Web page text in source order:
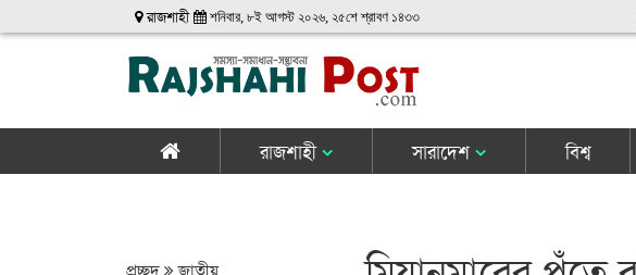
রাজশাহী শনিবার, ৮ই আগস্ট ২০২৬, ২৫শে শ্রাবণ ১৪৩৩
রাজশাহী সারাদেশ বিশ্ব
প্রচ্ছদ জাতীয়